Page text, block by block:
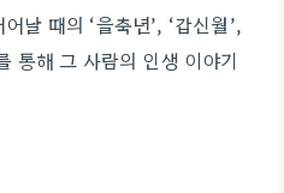
날 때의 ‘을축년’, ‘갑신월’,
통해 그 사람의 인생 이야기